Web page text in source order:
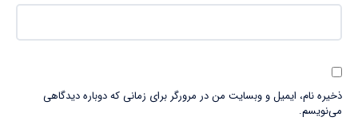
ذخیره نام، ایمیل و وبسایت من در مرورگر برای زمانی که دوباره دیدگاهی
می‌نویسم.